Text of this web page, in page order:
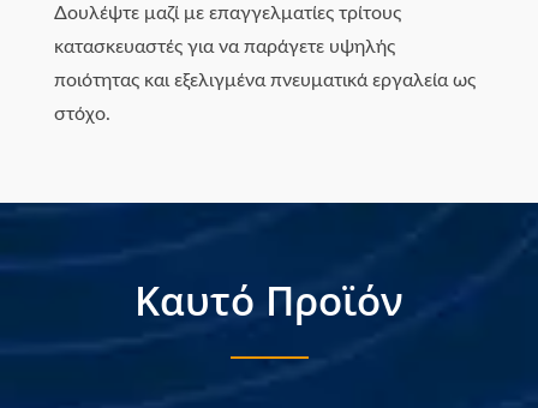
Δουλέψτε μαζί με επαγγελματίες τρίτους
κατασκευαστές για να παράγετε υψηλής
ποιότητας και εξελιγμένα πνευματικά εργαλεία ως
στόχο.
Καυτό Προϊόν